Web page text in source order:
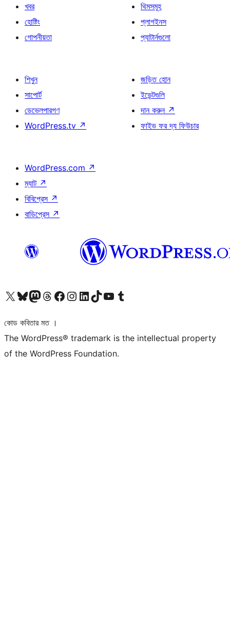
খবর
হোষ্টিং
গোপনীয়তা
থিমসমূহ
প্লাগইনস
প্যাটার্নগুলো
শিখুন
সাপোর্ট
ডেভেলপারগণ
WordPress.tv ↗
জড়িত হোন
ইভেন্টগুলি
দান করুন ↗
ফাইভ ফর দ্য ফিউচার
WordPress.com ↗
ম্যাট ↗
বিবিপ্রেস ↗
বাডিপ্রেস ↗
আমাদের X (আগের টুইটার) অ্যাকাউন্টে যানআমাদের Bluesky অ্যাকাউন্টটি দেখুনআমাদের মাস্টোডন অ্যাকাউন্টটি দেখুনআমাদের থ্রেডস অ্যাকাউন্টটি দেখুনআমাদের ফেসবুক পেজ দেখুনআমাদের ইন্সটাগ্রাম অ্যাকাউন্ট দেখুনআমাদের লিঙ্কডইন অ্যাকাউন্টে যানআমাদের TikTok অ্যাকাউন্টটি দেখুনআমাদের ইউটিউব চ্যানেলে যান আমাদের টাম্বলার অ্যাকাউন্ট দেখুন
কোড কবিতার মত ।
The WordPress® trademark is the intellectual property
of the WordPress Foundation.